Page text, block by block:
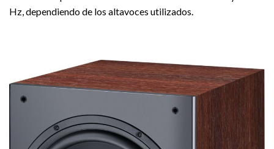
Hz, dependiendo de los altavoces utilizados.